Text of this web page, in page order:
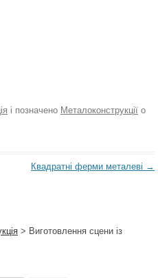
і позначено Металоконструкції о
Квадратні ферми металеві →
> Виготовлення сцени із